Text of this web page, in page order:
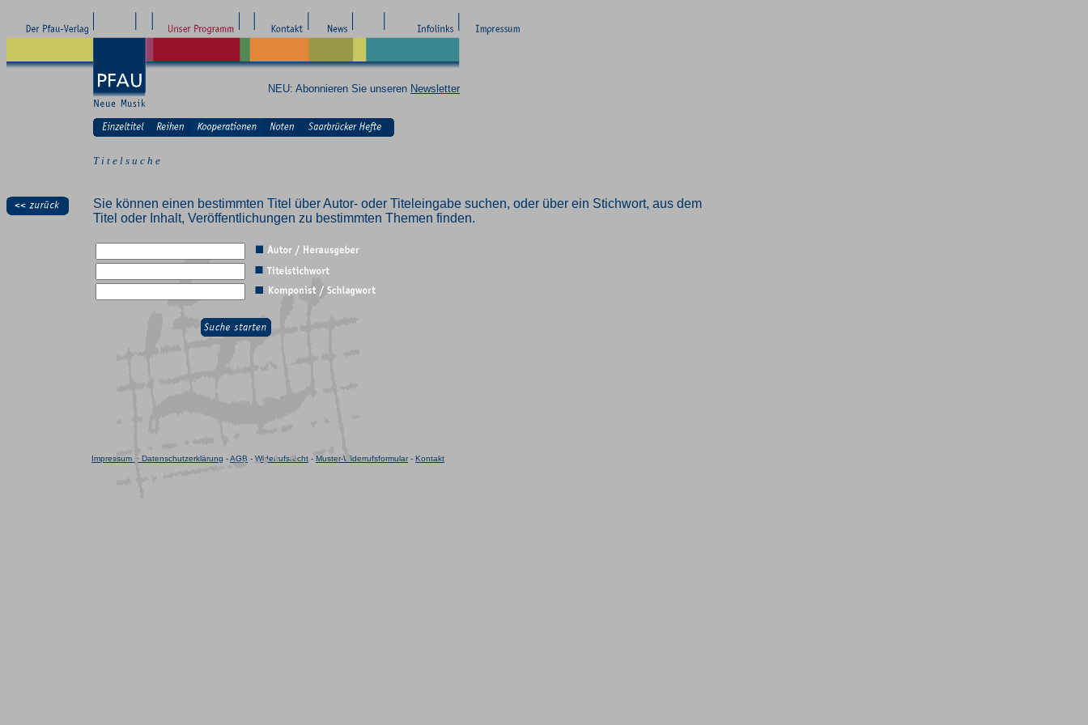
NEU: Abonnieren Sie unseren Newsletter
T i t e l s u c h e
Sie können einen bestimmten Titel über Autor- oder Titeleingabe suchen, oder über ein Stichwort, aus dem
Titel oder Inhalt, Veröffentlichungen zu bestimmten Themen finden.
Impressum + Datenschutzerklärung -AGB - Widerrufsrecht - Muster-Widerrufsformular- Kontakt